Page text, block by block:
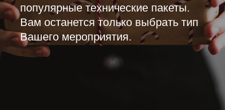
популярные технические пакеты.
Вам останется только выбрать тип
Вашего мероприятия.